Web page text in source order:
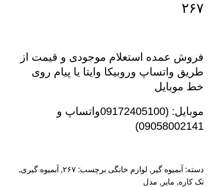
۲۶۷
فروش عمده استعلام موجودی و قیمت از
طریق واتساپ وروبیکا وایتا یا پیام روی
خط موبایل
موبایل: (09172405100واتساپ و
09058002141)
دسته: آبمیوه گیر , لوازم خانگی برچسب: ۲۶۷, آبمیوه گیری,
تک کاره, مایر , مدل